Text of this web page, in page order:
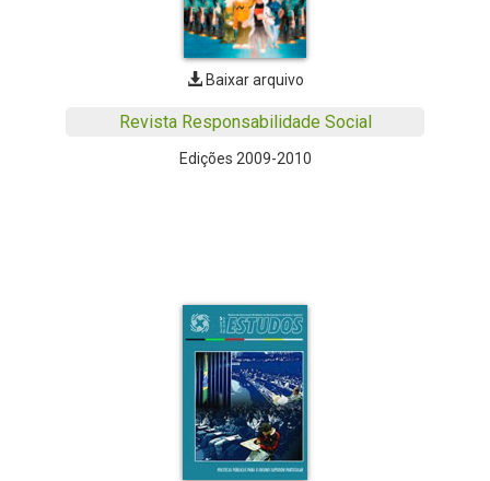
Baixar arquivo
Revista Responsabilidade Social
Edições 2009-2010